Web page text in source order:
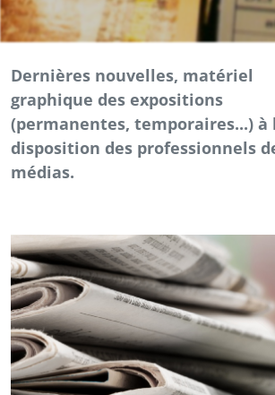
Dernières nouvelles, matériel
graphique des expositions
(permanentes, temporaires...) à
disposition des professionnels
médias.